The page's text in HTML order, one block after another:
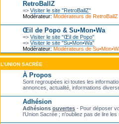
RetroBallZ
=> Visiter le site "RetroBallZ"
Modérateur: Modérateurs de RetroBallZ
Œil de Popo & Su•Mon•Wa
=> Visiter le site "Œil de Popo"
=> Visiter le site "Su•Mon•Wa"
Modérateur: Modérateurs de
L’UNION SACRÉE
À Propos
Sont regroupées ici toutes les
annonces, actualité, informations
Adhésion
Adhésions ouvertes - Pour déposer
l'Union Sacrée ; n'oubliez pas de lire